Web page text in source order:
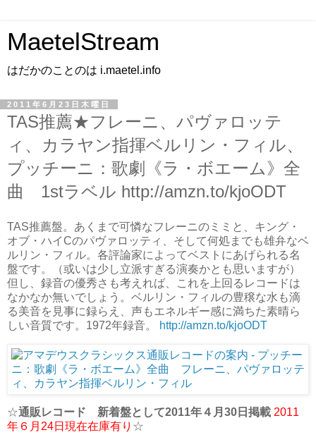
MaetelStream
はだかのことのは i.maetel.info
2011年6月23日木曜日
TAS推薦★フレーニ、パヴァロッテ
ィ、カラヤン指揮ベルリン・フィル、
プッチーニ：歌劇《ラ・ボエーム》全
曲 1stラベル http://amzn.to/kjoODT
TAS推薦盤。あくまで可憐なフレーニのミミと、キング・
オブ・ハイCのパヴァロッティ、そして何処までも雄弁なベ
ルリン・フィル。各評論家によってベストにあげられる名
盤です。（或いは少し立派すぎる演奏かとも思いますが）
但し、録音の優秀さも考えれば、これを上回るレコードは
なかなか無いでしょう。ベルリン・フィルの豊穣な水も滴
る美音を見事に録らえ、声もエネルギー感に満ちた素晴ら
しい音質です。1972年録音。
http://amzn.to/kjoODT
☆通販レコード 新着盤として2011年４月30日掲載 2011
年６月24日現在在庫有り ☆